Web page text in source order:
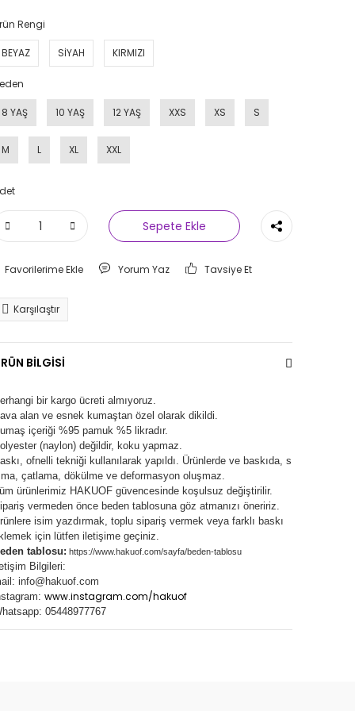
Rengi
BEYAZ SİYAH KIRMIZI
8 YAŞ 10 YAŞ 12 YAŞ XXS XS S
M L XL XXL
Sepete Ekle
Yorum Yaz Tavsiye Et
Karşılaştır
BİLGİSİ
bir kargo ücreti almıyoruz.
alan ve esnek kumaştan özel olarak dikildi.
içeriği %95 pamuk %5 likradır.
(naylon) değildir, koku yapmaz.
ofnelli tekniği kullanılarak yapıldı. Ürünlerde ve baskıda, s
çatlama, dökülme ve deformasyon oluşmaz.
ürünlerimiz HAKUOF güvencesinde koşulsuz değiştirilir.
vermeden önce beden tablosuna göz atmanızı öneririz.
isim yazdırmak, toplu sipariş vermek veya farklı baskı
için lütfen iletişime geçiniz.
tablosu: https://www.hakuof.com/sayfa/beden-tablosu
Bilgileri:
info@hakuof.com
www.instagram.com/hakuof
05448977767